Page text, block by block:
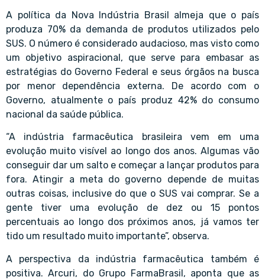
A política da Nova Indústria Brasil almeja que o país
produza 70% da demanda de produtos utilizados pelo
SUS. O número é considerado audacioso, mas visto como
um objetivo aspiracional, que serve para embasar as
estratégias do Governo Federal e seus órgãos na busca
por menor dependência externa. De acordo com o
Governo, atualmente o país produz 42% do consumo
nacional da saúde pública.
“A indústria farmacêutica brasileira vem em uma
evolução muito visível ao longo dos anos. Algumas vão
conseguir dar um salto e começar a lançar produtos para
fora. Atingir a meta do governo depende de muitas
outras coisas, inclusive do que o SUS vai comprar. Se a
gente tiver uma evolução de dez ou 15 pontos
percentuais ao longo dos próximos anos, já vamos ter
tido um resultado muito importante”, observa.
A perspectiva da indústria farmacêutica também é
positiva. Arcuri, do Grupo FarmaBrasil, aponta que as